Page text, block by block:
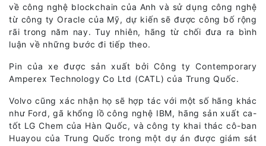
về công nghệ blockchain của Anh và sử dụng công nghệ
từ công ty Oracle của Mỹ, dự kiến sẽ được công bố rộng
rãi trong năm nay. Tuy nhiên, hãng từ chối đưa ra bình
luận về những bước đi tiếp theo.
Pin của xe được sản xuất bởi Công ty Contemporary
Amperex Technology Co Ltd (CATL) của Trung Quốc.
Volvo cũng xác nhận họ sẽ hợp tác với một số hãng khác
như Ford, gã khổng lồ công nghệ IBM, hãng sản xuất ca-
tốt LG Chem của Hàn Quốc, và công ty khai thác cô-ban
Huayou của Trung Quốc trong một dự án được giám sát